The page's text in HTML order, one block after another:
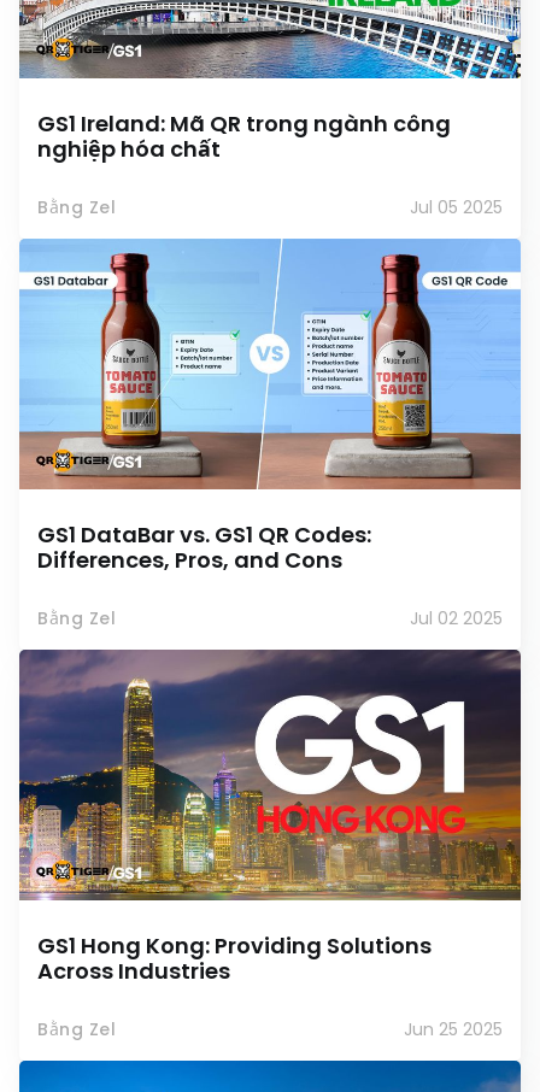
GS1 Ireland: Mã QR trong ngành công
nghiệp hóa chất
Bằng Zel Jul 05 2025
GS1 DataBar vs. GS1 QR Codes:
Differences, Pros, and Cons
Bằng Zel Jul 02 2025
GS1 Hong Kong: Providing Solutions
Across Industries
Bằng Zel Jun 25 2025